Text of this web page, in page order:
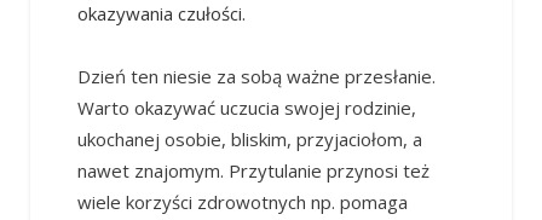
okazywania czułości.
Dzień ten niesie za sobą ważne przesłanie.
Warto okazywać uczucia swojej rodzinie,
ukochanej osobie, bliskim, przyjaciołom, a
nawet znajomym. Przytulanie przynosi też
wiele korzyści zdrowotnych np. pomaga